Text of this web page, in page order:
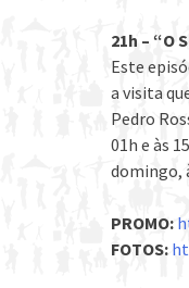
21h – “O
Este
a visita
Pedro
01h e às
domingo,
PROMO:
FOTOS: